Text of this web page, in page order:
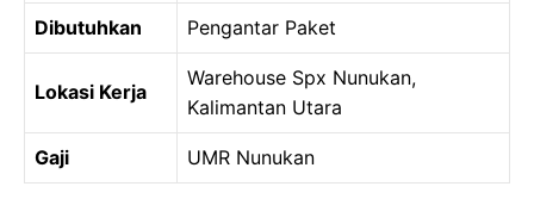
Dibutuhkan Pengantar Paket
Lokasi Kerja
Warehouse Spx Nunukan,
Kalimantan Utara
Gaji UMR Nunukan